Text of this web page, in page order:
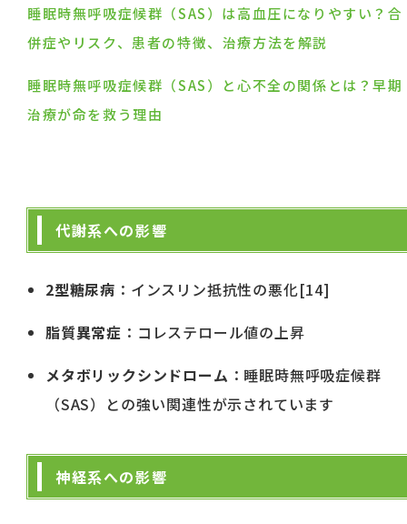
睡眠時無呼吸症候群（SAS）は高血圧になりやすい？合
併症やリスク、患者の特徴、治療方法を解説
睡眠時無呼吸症候群（SAS）と心不全の関係とは？早期
治療が命を救う理由
代謝系への影響
2型糖尿病 ：インスリン抵抗性の悪化[14]
脂質異常症 ：コレステロール値の上昇
メタボリックシンドローム ：睡眠時無呼吸症候群
（SAS）との強い関連性が示されています
神経系への影響